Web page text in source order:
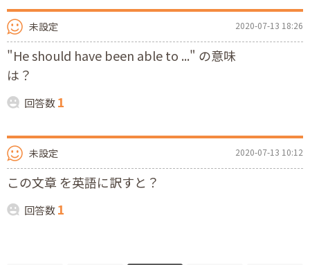
未設定 2020-07-13 18:26
"He should have been able to ..." の意味
は？
回答数1
未設定 2020-07-13 10:12
この文章 を英語に訳すと？
回答数1